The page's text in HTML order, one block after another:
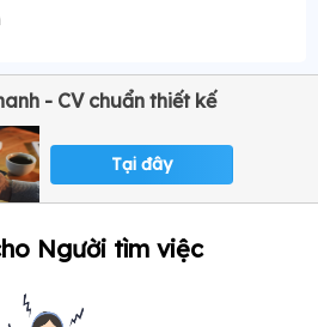
- CV chuẩn thiết kế
Tại đây
Người tìm việc